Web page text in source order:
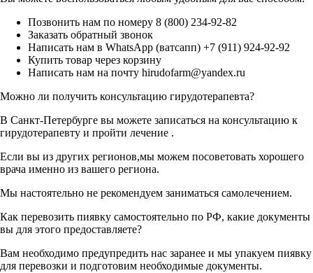
Позвонить нам по номеру 8 (800) 234-92-82
Заказать обратный звонок
Написать нам в WhatsApp (ватсапп) +7 (911) 924-92-92
Купить товар через корзину
Написать нам на почту hirudofarm@yandex.ru
Можно ли получить консультацию гирудотерапевта?
В Санкт-Петербурге вы можете записаться на консультацию к
гирудотерапевту и пройти лечение .
Если вы из других регионов,мы можем посоветовать хорошего
врача именно из вашего региона.
Мы настоятельно не рекомендуем заниматься самолечением.
Как перевозить пиявку самостоятельно по РФ, какие документы
вы для этого предоставляете?
Вам необходимо предупредить нас заранее и мы упакуем пиявку
для перевозки и подготовим необходимые документы.